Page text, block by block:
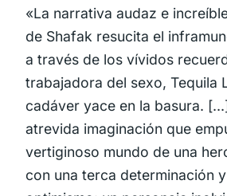
«La narrativa audaz e
de Shafak resucita el
a través de los vívidos
trabajadora del sexo, Tequila
cadáver yace en la basura.
atrevida imaginación que
vertiginoso mundo de una
con una terca determinación